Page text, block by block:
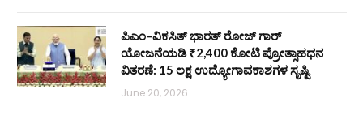
ಪಿಎಂ–ವಿಕಸಿತ್ ಭಾರತ್ ರೋಜ್‌ ಗಾರ್
ಯೋಜನೆಯಡಿ ₹2,400 ಕೋಟಿ ಪ್ರೋತ್ಸಾಹಧನ
ವಿತರಣೆ: 15 ಲಕ್ಷ ಉದ್ಯೋಗಾವಕಾಶಗಳ ಸೃಷ್ಟಿ
June 20, 2026